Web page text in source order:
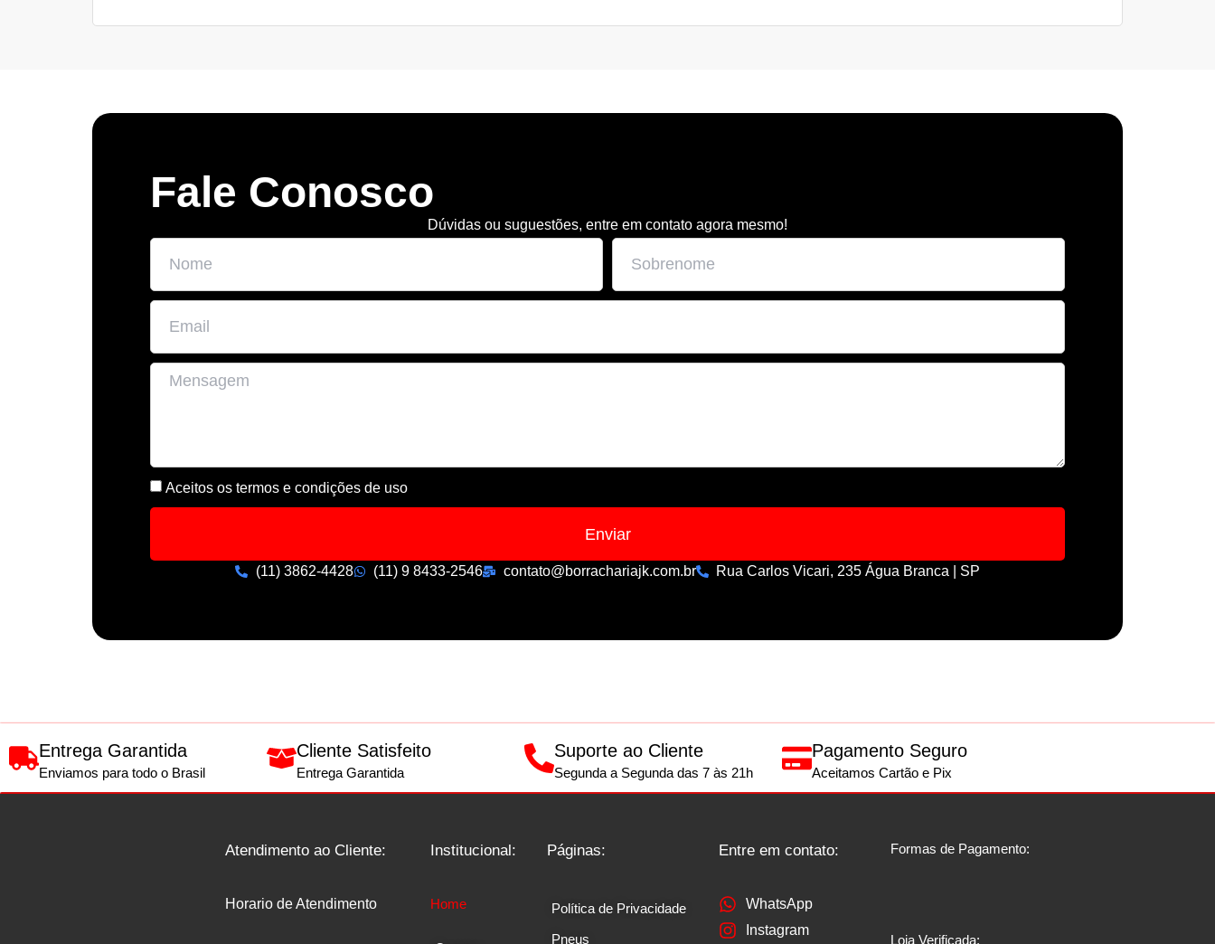
Fale Conosco
Dúvidas ou suguestões, entre em contato agora mesmo!
Aceitos os termos e condições de uso
Enviar
(11) 3862-4428 (11) 9 8433-2546 contato@borrachariajk.com.br Rua Carlos Vicari, 235 Água Branca | SP
Entrega Garantida
Enviamos para todo o Brasil
Cliente Satisfeito
Entrega Garantida
Suporte ao Cliente
Segunda a Segunda das 7 às 21h
Pagamento Seguro
Aceitamos Cartão e Pix
Atendimento ao Cliente:
Horario de Atendimento
Institucional:
Home
Páginas:
Política de Privacidade
Pneus
Entre em contato:
WhatsApp
Instagram
Formas de Pagamento:
Loja Verificada: